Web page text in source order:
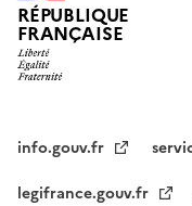
RÉPUBLIQUE
FRANÇAISE
info.gouv.fr
legifrance.gouv.fr